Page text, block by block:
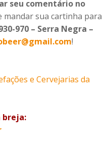
seu comentário no
mandar sua cartinha para
970 – Serra Negra –
!
e Cervejarias da
breja: